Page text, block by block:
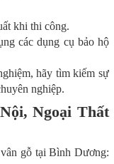
khi thi công.
các dụng cụ bảo hộ
hãy tìm kiếm sự
nghiệp.
Ngoại Thất
gỗ tại Bình Dương: